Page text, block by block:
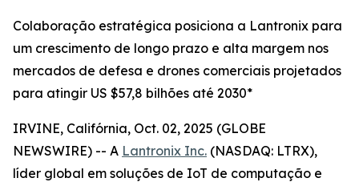
Colaboração estratégica posiciona a Lantronix para
um crescimento de longo prazo e alta margem nos
mercados de defesa e drones comerciais projetados
para atingir US $57,8 bilhões até 2030*
IRVINE, Califórnia, Oct. 02, 2025 (GLOBE
NEWSWIRE) -- A Lantronix Inc. (NASDAQ: LTRX),
líder global em soluções de IoT de computação e